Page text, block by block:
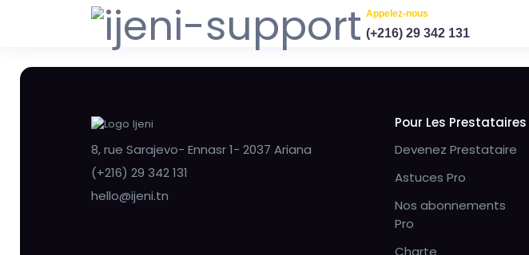
Appelez-nous
(+216) 29 342 131
8, rue Sarajevo- Ennasr 1- 2037 Ariana
(+216) 29 342 131
hello@ijeni.tn
Pour Les Prestataires
Devenez Prestataire
Astuces Pro
Nos abonnements
Pro
Charte